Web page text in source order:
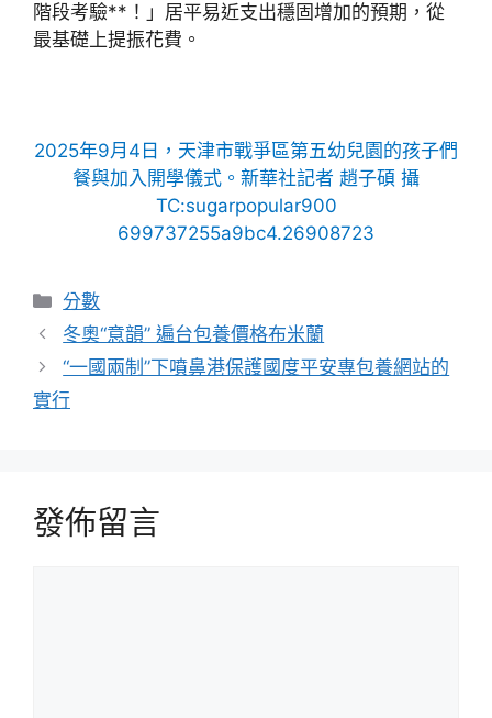
階段考驗**！」居平易近支出穩固增加的預期，從
最基礎上提振花費。
2025年9月4日，天津市戰爭區第五幼兒園的孩子們
餐與加入開學儀式。新華社記者 趙子碩 攝
TC:sugarpopular900
699737255a9bc4.26908723
分
類
分數
冬奧“意韻” 遍台包養價格布米蘭
“一國兩制”下噴鼻港保護國度平安專包養網站的
實行
發佈留言